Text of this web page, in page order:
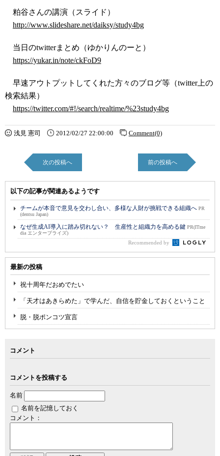
粕谷さんの講演（スライド）
http://www.slideshare.net/daiksy/study4bg
当日のtwitterまとめ（ゆかりんのーと）
https://yukar.in/note/ckFoD9
早速アウトプットしてくれた方々のブログ等（twitter上の
検索結果）
https://twitter.com/#!/search/realtime/%23study4bg
浅見 憲司 2012/02/27 22:00:00 Comment(0)
次の投稿へ 前の投稿へ
以下の記事が関連あるようです
チームが本音で意見を交わし合い、多様な人財が挑戦できる組織へ PR
(dentsu Japan)
なぜ生成AI導入に踏み切れない？ 生産性と組織力を高める鍵 PR(ITme
dia エンタープライズ)
Recommended by
最新の投稿
祝十周年だおめでたい
「天才はあきらめた」で学んだ、自信を貯金しておくということ
脱・脱ポンコツ宣言
コメント
コメントを投稿する
名前
名前を記憶しておく
コメント：